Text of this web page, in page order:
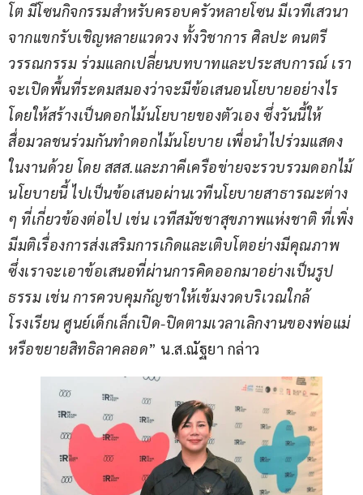
โต มีโซนกิจกรรมสำหรับครอบครัวหลายโซน มีเวทีเสวนา
จากแขกรับเชิญหลายแวดวง ทั้งวิชาการ ศิลปะ ดนตรี
วรรณกรรม ร่วมแลกเปลี่ยนบทบาทและประสบการณ์ เรา
จะเปิดพื้นที่ระดมสมองว่าจะมีข้อเสนอนโยบายอย่างไร
โดยให้สร้างเป็นดอกไม้นโยบายของตัวเอง ซึ่งวันนี้ให้
สื่อมวลชนร่วมกันทำดอกไม้นโยบาย เพื่อนำไปร่วมแสดง
ในงานด้วย โดย สสส.และภาคีเครือข่ายจะรวบรวมดอกไม้
นโยบายนี้ ไปเป็นข้อเสนอผ่านเวทีนโยบายสาธารณะต่าง
ๆ ที่เกี่ยวข้องต่อไป เช่น เวทีสมัชชาสุขภาพแห่งชาติ ที่เพิ่ง
มีมติเรื่องการส่งเสริมการเกิดและเติบโตอย่างมีคุณภาพ
ซึ่งเราจะเอาข้อเสนอที่ผ่านการคิดออกมาอย่างเป็นรูป
ธรรม เช่น การควบคุมกัญชาให้เข้มงวดบริเวณใกล้
โรงเรียน ศูนย์เด็กเล็กเปิด-ปิดตามเวลาเลิกงานของพ่อแม่
หรือขยายสิทธิลาคลอด” น.ส.ณัฐยา กล่าว